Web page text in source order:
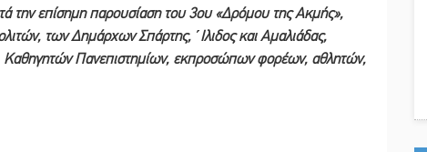
την επίσημη παρουσίαση του 3ου «Δρόμου της Ακμής»,
των Δημάρχων Σπάρτης, ΄Ιλιδος και Αμαλιάδας,
Καθηγητών Πανεπιστημίων, εκπροσώπων φορέων, αθλητών,